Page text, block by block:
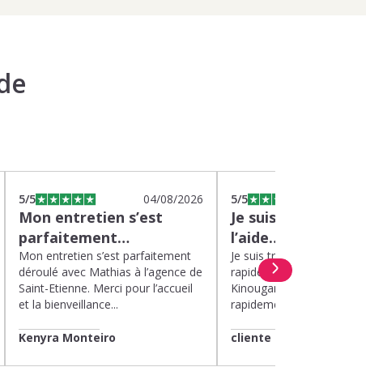
5/5 04/08/2026
Mon entretien s’est
parfaitement…
Mon entretien s’est parfaitement
déroulé avec Mathias à l’agence de
Saint-Etienne. Merci pour l’accueil
et la bienveillance...
Kenyra Monteiro
5/5
Je suis très
l’aide…
Je suis très satisfaite de
rapide et efficace
Kinougarde. On m’a
rapidement et une
cliente